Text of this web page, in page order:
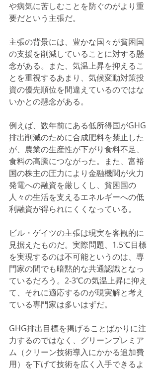
や病気に苦しむことを防ぐのがより重
要だという主張だ。
主張の背景には、豊かな国々が貧困国
の支援を削減していることに対する懸
念がある。また、気温上昇を抑えるこ
とを重視するあまり、気候変動対策投
資の優先順位を間違えているのではな
いかとの懸念がある。
例えば、数年前にある低所得国がGHG
排出削減のために合成肥料を禁止した
が、農業の生産性が下がり食料不足、
食料の高騰につながった。また、富裕
国の株主の圧力により金融機関が火力
発電への融資を厳しくし、貧困国の
人々の生活を支えるエネルギーへの低
利融資が得られにくくなっている。
ビル・ゲイツの主張は現実を客観的に
見据えたものだ。実際問題、1.5℃目標
を実現するのは不可能というのは、専
門家の間でも暗黙的な共通認識となっ
ているだろう。2-3℃の気温上昇に抑え
て、それに適応するのが現実解と考え
ている専門家は多いはずだ。
GHG排出目標を掲げることばかりに注
力するのではなく、グリーンプレミア
ム（クリーン技術導入にかかる追加費
用）を下げて技術を広く入手できるよ